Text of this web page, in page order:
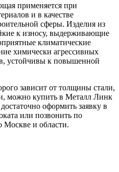
применяется при
и в качестве
сферы. Изделия из
к износу, выдерживающие
климатические
химически агрессивных
устойчивы к повышенной
зависит от толщины стали,
можно купить в Металл Линк
оформить заявку в
или позвонить по
Москве и области.